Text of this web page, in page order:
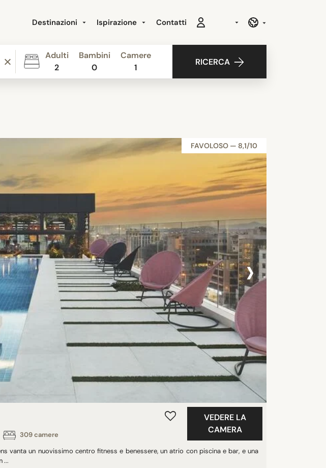
Destinazioni Ispirazione Contatti
Adulti
2
Bambini
0
Camere
1
RICERCA
FAVOLOSO — 8,1/10
›
309 camere
VEDERE LA
CAMERA
vanta un nuovissimo centro fitness e benessere, un atrio con piscina e bar, e una
...